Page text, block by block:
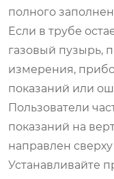
полного
Если в трубе
газовый пузырь,
измерения,
показаний или
Пользователи
показаний на
направлен
Устанавливайте